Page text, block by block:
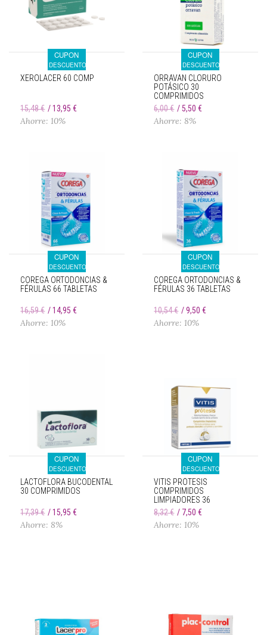
CUPON
DESCUENTO
XEROLACER 60 COMP
15,48 € 13,95 €
Ahorre: 10%
CUPON
DESCUENTO
ORRAVAN CLORURO
POTÁSICO 30
COMPRIMIDOS
6,00 €
5,50 €
Ahorre: 8%
CUPON
DESCUENTO
COREGA ORTODONCIAS &
FÉRULAS 66 TABLETAS
16,59 € 14,95 €
Ahorre: 10%
CUPON
DESCUENTO
COREGA ORTODONCIAS &
FÉRULAS 36 TABLETAS
10,54 € 9,50 €
Ahorre: 10%
CUPON
DESCUENTO
LACTOFLORA BUCODENTAL
30 COMPRIMIDOS
17,39 € 15,95 €
Ahorre: 8%
CUPON
DESCUENTO
VITIS PRÓTESIS
COMPRIMIDOS
LIMPIADORES 36
UNIDADES
8,32 € 7,50 €
Ahorre: 10%